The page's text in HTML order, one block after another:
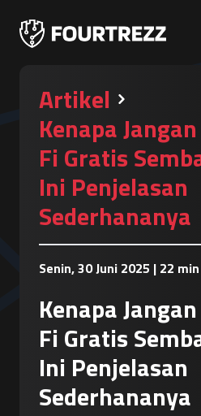
Artikel
Kenapa
Fi Gratis
Ini Penjelasan
Sederhananya
Senin, 30 Juni 2025 | 22
Kenapa
Fi Gratis
Ini Penjelasan
Sederhananya